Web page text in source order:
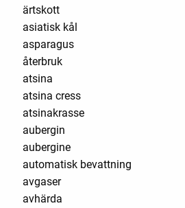
ärtskott
asiatisk kål
asparagus
återbruk
atsina
atsina cress
atsinakrasse
aubergin
aubergine
automatisk bevattning
avgaser
avhärda